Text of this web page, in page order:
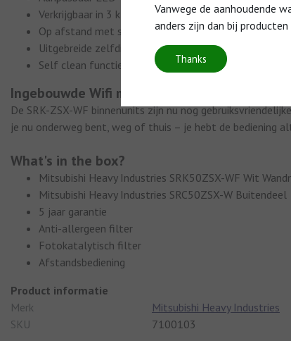
Verkrijgbaar in 3 kleurvariaties (RAL9003 wit;
Op afstand met smartphone te bedienen, dankzij
Uitgebreide zelfdiagnose en storingsmelding functie
Self clean functie
Ingebouwde Wifi module
De SRK-ZSX-WF binnenunits zijn nu nog
je nu onderweg bent, weg of thuis – je hebt de bediening
What's in the box?
Mitsubishi Heavy Industries SRK50ZSX-WF Wit
Mitsubishi Heavy Industries SRC50ZSX-W Buitendeel
5 jaar garantie
Anti-allergeen filter
Fotokatalytisch filter
Afstandsbediening
Product informatie
Merk
Mitsubishi Heavy Industries
SKU
7100103
Vanwege de aanhoudende
anders zijn dan bij
Thanks